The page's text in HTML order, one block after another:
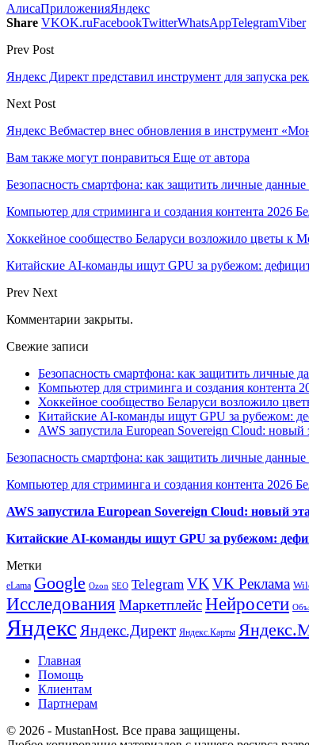
АлисаПриложенияЯндекс
Share VKOK.ruFacebookTwitterWhatsAppTelegramViber
Prev Post
Яндекс Директ представил инструмент для запуска
Next Post
Яндекс Вебмастер внес обновления в инструмент
Вам также могут понравиться Еще от автора
Безопасность смартфона: как защитить личные
Компьютер для стриминга и создания контента 2026
Хоккейное сообщество Беларуси возложило цветы к
Китайские AI-команды ищут GPU за рубежом:
Prev Next
Комментарии закрыты.
Свежие записи
Безопасность смартфона: как защитить личные
Компьютер для стриминга и создания контента
Хоккейное сообщество Беларуси возложило
Китайские AI-команды ищут GPU за рубежом:
AWS запустила European Sovereign Cloud: новый
Безопасность смартфона: как защитить личные
Компьютер для стриминга и создания контента 2026
AWS запустила European Sovereign Cloud: новый
Китайские AI-команды ищут GPU за рубежом:
Метки
eLama Google Ozon SEO Telegram VK VK Реклама
Исследования МаркетплейсНейросети
Яндекс Яндекс.Директ Яндекс.Карты
Главная
Помощь
Клиентам
Партнерам
© 2026 - MustanHost. Все права защищены.